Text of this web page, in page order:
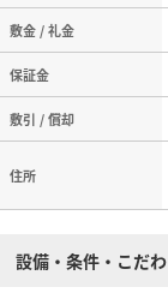
敷金 / 礼金
保証金
敷引 / 償却
住所
設備・条件・こだ